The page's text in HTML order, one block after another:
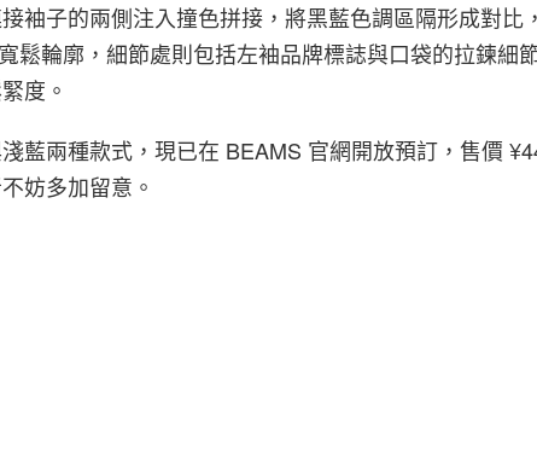
袖子的兩側注入撞色拼接，將黑藍色調區隔形成對比
鬆輪廓，細節處則包括左袖品牌標誌與口袋的拉鍊細
度。
藍兩種款式，現已在 BEAMS 官網開放預訂，售價
妨多加留意。